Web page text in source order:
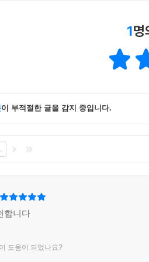
1명
이 부적절한 글을 감지 중입니다.
합니다
도움이 되었나요?